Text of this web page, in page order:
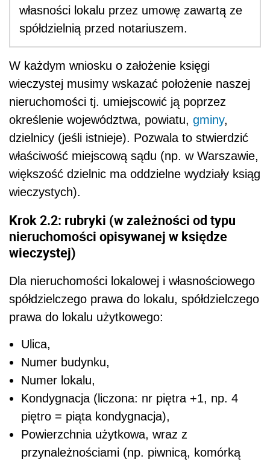
własności lokalu przez umowę zawartą ze
spółdzielnią przed notariuszem.
W każdym wniosku o założenie księgi
wieczystej musimy wskazać położenie naszej
nieruchomości tj. umiejscowić ją poprzez
określenie województwa, powiatu, gminy,
dzielnicy (jeśli istnieje). Pozwala to stwierdzić
właściwość miejscową sądu (np. w Warszawie,
większość dzielnic ma oddzielne wydziały ksiąg
wieczystych).
Krok 2.2: rubryki (w zależności od typu
nieruchomości opisywanej w księdze
wieczystej)
Dla nieruchomości lokalowej i własnościowego
spółdzielczego prawa do lokalu, spółdzielczego
prawa do lokalu użytkowego:
Ulica,
Numer budynku,
Numer lokalu,
Kondygnacja (liczona: nr piętra +1, np. 4
piętro = piąta kondygnacja),
Powierzchnia użytkowa, wraz z
przynależnościami (np. piwnicą, komórką